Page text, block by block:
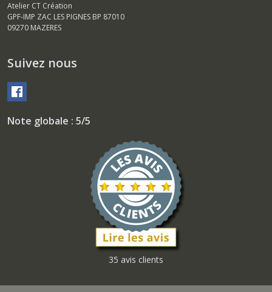
Atelier CT Création
GPF-IMP ZAC LES PIGNES BP 87010
09270 MAZERES
Suivez nous
Note globale : 5/5
35 avis clients